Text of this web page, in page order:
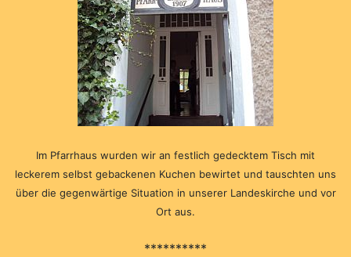
Im Pfarrhaus wurden wir an festlich gedecktem Tisch mit
leckerem selbst gebackenen Kuchen bewirtet und tauschten uns
über die gegenwärtige Situation in unserer Landeskirche und vor
Ort aus.
**********